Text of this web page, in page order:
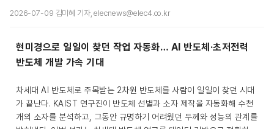
2026-07-09 김미혜 기자, elecnews@elec4.co.kr
현미경으로 일일이 찾던 작업 자동화… AI 반도체·초저전력
반도체 개발 가속 기대
차세대 AI 반도체로 주목받는 2차원 반도체를 사람이 일일이 찾던 시대
가 끝난다. KAIST 연구진이 반도체 선별과 소자 제작을 자동화해 수천
개의 소자를 분석하고, 그동안 규명하기 어려웠던 두께와 성능의 관계를